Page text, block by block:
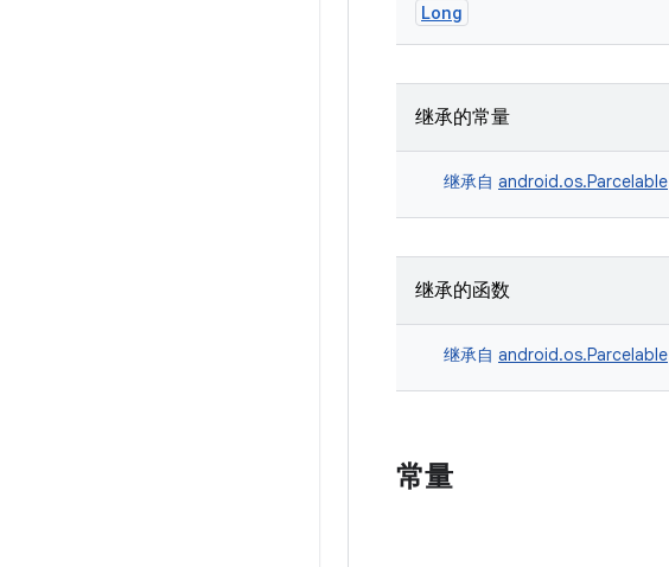
Long
继承的常量
继承自 android.os.Parcelable
继承的函数
继承自 android.os.Parcelable
常量